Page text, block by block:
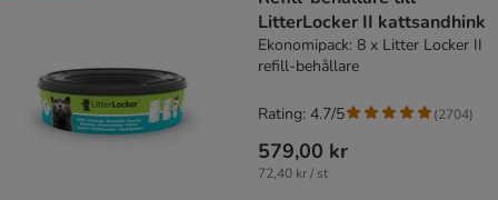
LitterLocker II kattsandhink
Ekonomipack: 8 x Litter Locker II
refill-behållare
579,00 kr
72,40 kr / st
Rating: 4.7/5 (2704)